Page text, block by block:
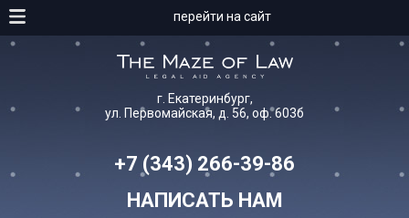
перейти на сайт
г. Екатеринбург,
ул. Первомайская, д. 56, оф. 603б
+7 (343) 266-39-86
НАПИСАТЬ НАМ